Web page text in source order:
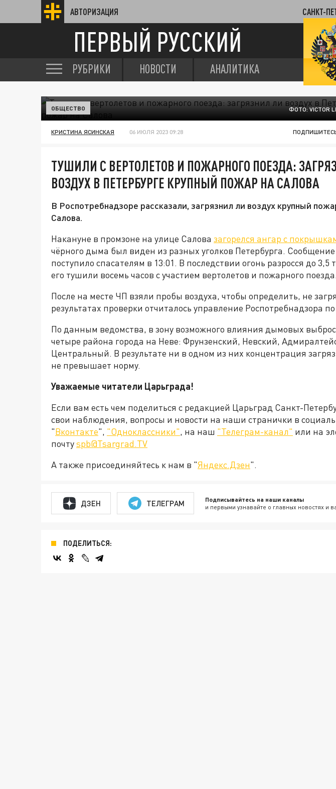
АВТОРИЗАЦИЯ САНКТ-
ПЕРВЫЙ РУССКИЙ
РУБРИКИ НОВОСТИ АНАЛИТИКА
ФОТО: VICTOR
ОБЩЕСТВО
КРИСТИНА ЯСИНСКАЯ 06 ИЮЛЯ 2023 09:28
ТУШИЛИ С ВЕРТОЛЕТОВ И ПОЖАРНОГО ПОЕЗДА:
ВОЗДУХ В ПЕТЕРБУРГЕ КРУПНЫЙ ПОЖАР НА САЛОВА
В Роспотребнадзоре рассказали, загрязнил ли воздух крупный
Салова.
Накануне в промзоне на улице Салова загорелся ангар с
чёрного дыма был виден из разных уголков Петербурга.
поступило спасателям в 13:01. В последствии огонь разросся до
его тушили восемь часов с участием вертолетов и пожарного поезда.
После на месте ЧП взяли пробы воздуха, чтобы определить, не
результатах проверки отчиталось управление Роспотребнадзора по
По данным ведомства, в зону возможного влияния дымовых
четыре района города на Неве: Фрунзенский, Невский,
Центральный. В результате ни в одном из них концентрация
не превышает норму.
Уважаемые читатели Царьграда!
Если вам есть чем поделиться с редакцией Царьград Санкт-
свои наблюдения, вопросы и новости на наши странички в
"Вконтакте", "Одноклассники", на наш "Телеграм-канал" или на
почтуspb@Tsargrad.TV
А также присоединяйтесь к нам в "Яндекс.Дзен".
ДЗЕН ТЕЛЕГРАМ Подписывайтесь на наши каналы
и первыми узнавайте о главных новостях и
ПОДЕЛИТЬСЯ: